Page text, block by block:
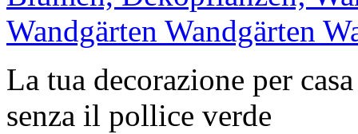
La tua decorazione per
senza il pollice verde